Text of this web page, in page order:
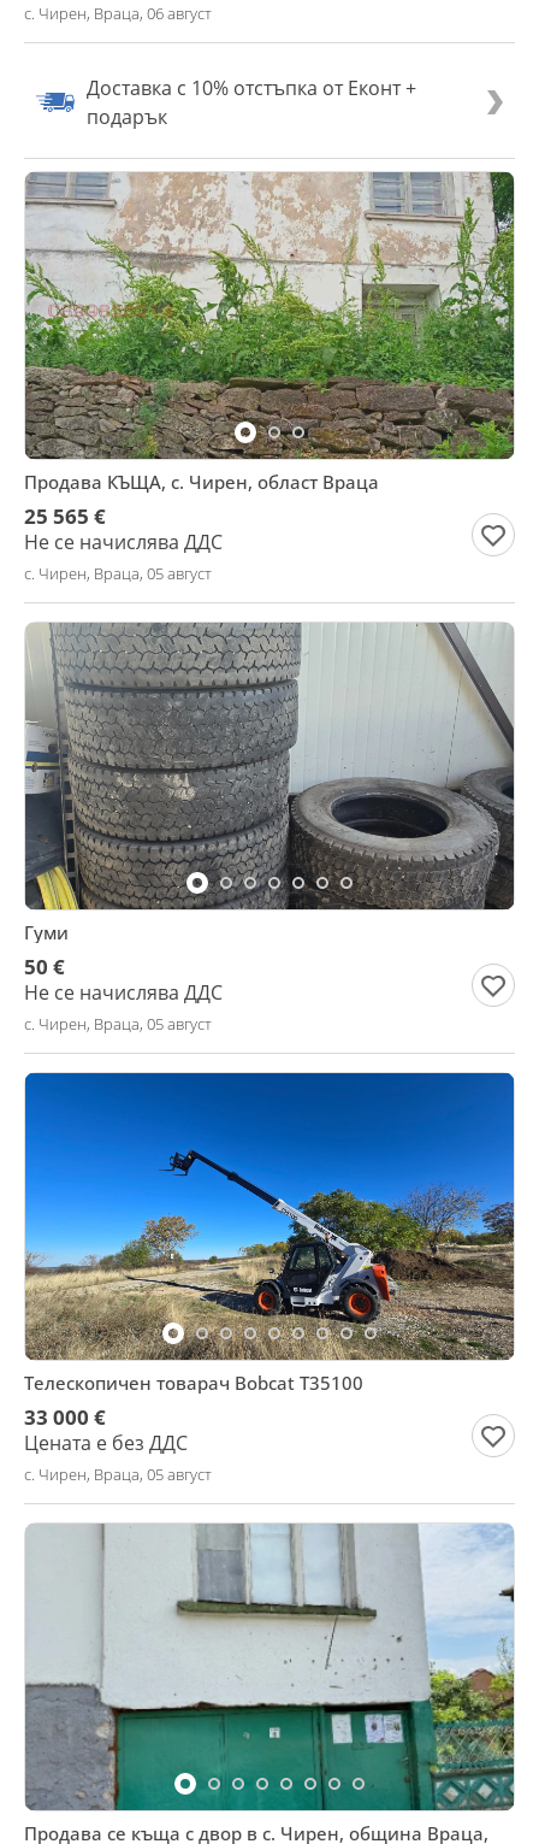
с. Чирен, Враца, 06 август
Доставка с 10% отстъпка от Еконт +
подарък
Продава КЪЩА, с. Чирен, област Враца
25 565 €
Не се начислява ДДС
с. Чирен, Враца, 05 август
Гуми
50 €
Не се начислява ДДС
с. Чирен, Враца, 05 август
Телескопичен товарач Bobcat T35100
33 000 €
Цената е без ДДС
с. Чирен, Враца, 05 август
Продава се къща с двор в с. Чирен, община Враца,